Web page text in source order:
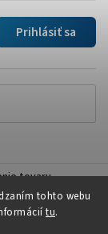
tohto webu
tu.
Prihlásiť sa
tovaru